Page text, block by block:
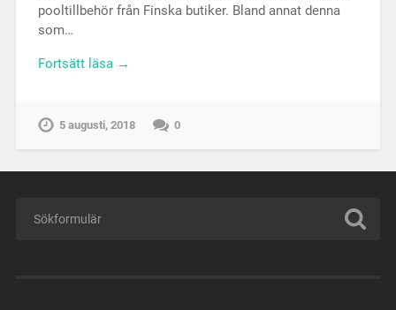
pooltillbehör från Finska butiker. Bland annat denna
som…
Fortsätt läsa →
5 augusti, 2018 0